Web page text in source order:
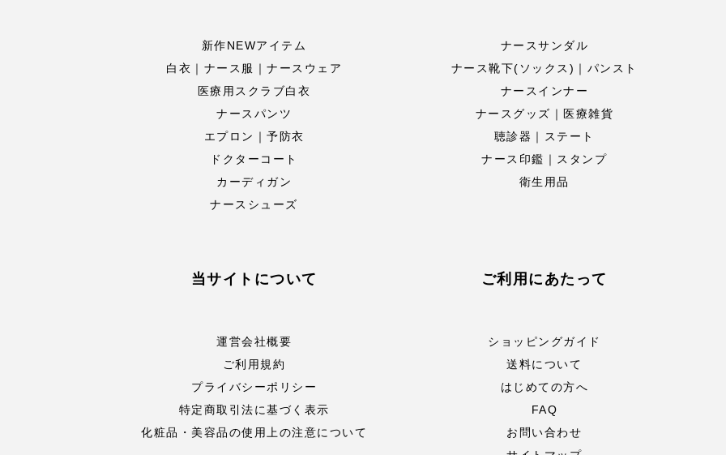
新作NEWアイテム
白衣｜ナース服｜ナースウェア
医療用スクラブ白衣
ナースパンツ
エプロン｜予防衣
ドクターコート
カーディガン
ナースシューズ
ナースサンダル
ナース靴下(ソックス)｜パンスト
ナースインナー
ナースグッズ｜医療雑貨
聴診器｜ステート
ナース印鑑｜スタンプ
衛生用品
当サイトについて
運営会社概要
ご利用規約
プライバシーポリシー
特定商取引法に基づく表示
化粧品・美容品の使用上の注意について
ご利用にあたって
ショッピングガイド
送料について
はじめての方へ
FAQ
お問い合わせ